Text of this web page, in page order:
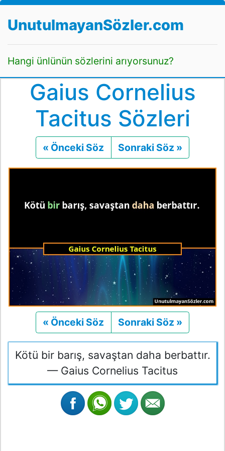
UnutulmayanSözler.com
Hangi ünlünün sözlerini arıyorsunuz?
Gaius Cornelius
Tacitus Sözleri
« Önceki Söz Önceki
Sonraki Söz »
« Önceki Söz Önceki
Sonraki Söz »
Kötü bir barış, savaştan daha berbattır.
— Gaius Cornelius Tacitus